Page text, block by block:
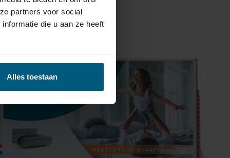
partners voor social
die u aan ze heeft
Alles toestaan